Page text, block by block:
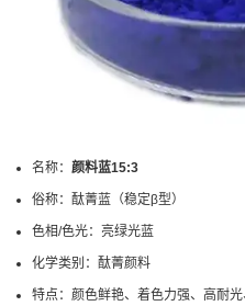
名称： 颜料蓝15:3
俗称： 酞菁蓝（稳定β型）
色相/色光： 亮绿光蓝
化学类别： 酞菁颜料
特点： 颜色鲜艳、着色力强、高耐